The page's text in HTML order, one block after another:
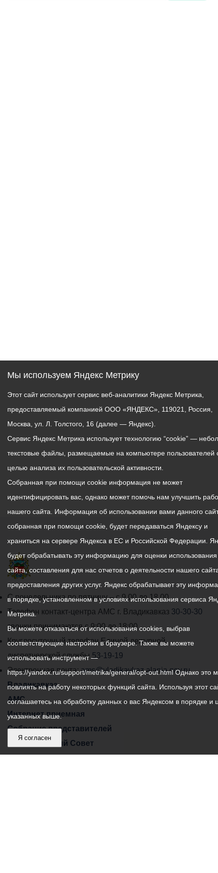
График
работы
администрации
местного
самоуправления
города
Владикавказ:
С понедельника по пятницу – с 9.00 до 18.00
Телефон контакт-центра АМС г. Владикавказ 30-30-30
звонки принимаются с 9:00 до 18:00
Круглосуточный телефон Единой дежурной
диспетчерской службы 53-19-19
Электронная почта:ams@vladikavkaz.alania.gov.ru
Владикавказ
АМС
Интернет приемная
Собрание представителей
Общественный Совет
Мы используем Яндекс Метрику
Этот сайт использует сервис веб-аналитики Яндекс Метрика,
предоставляемый компанией ООО «ЯНДЕКС», 119021, Россия,
Москва, ул. Л. Толстого, 16 (далее — Яндекс).
Сервис Яндекс Метрика использует технологию “cookie” —
текстовые файлы, размещаемые на компьютере пользователей
целью анализа их пользовательской активности.
Собранная при помощи cookie информация не может
идентифицировать вас, однако может помочь нам улучшить
нашего сайта. Информация об использовании вами данного
собранная при помощи cookie, будет передаваться Яндексу и
храниться на сервере Яндекса в ЕС и Российской Федерации.
будет обрабатывать эту информацию для оценки
сайта, составления для нас отчетов о деятельности нашего
предоставления других услуг. Яндекс обрабатывает эту
в порядке, установленном в условиях использования сервиса
Метрика.
Вы можете отказаться от использования cookies, выбрав
соответствующие настройки в браузере. Также вы можете
использовать инструмент —
https://yandex.ru/support/metrika/general/opt-out.html Однако это
повлиять на работу некоторых функций сайта. Используя этот
соглашаетесь на обработку данных о вас Яндексом в порядке и
указанных выше.
Я согласен